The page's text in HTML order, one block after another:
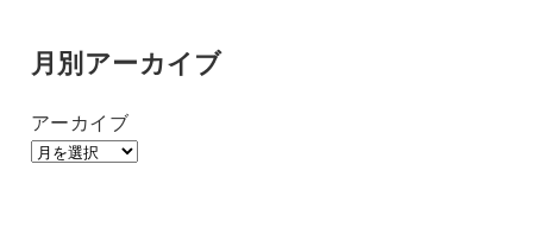
月別アーカイブ
アーカイブ